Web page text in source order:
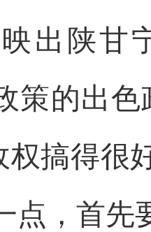
出陕甘
策的出
权搞得
点，首先